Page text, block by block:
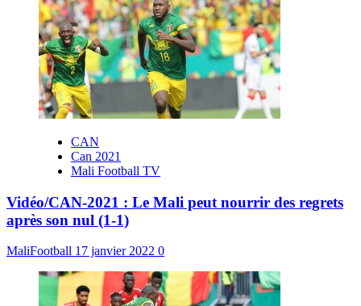
CAN
Can 2021
Mali Football TV
Vidéo/CAN-2021 : Le Mali peut nourrir des regrets
après son nul (1-1)
MaliFootball 17 janvier 2022 0